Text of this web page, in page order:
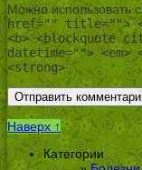
Можно использовать
href="" title="">
<b> <blockquote
datetime="">
<strong>
Наверх ↑
Категории